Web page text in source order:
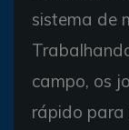
sistema de
campo, os
rápido